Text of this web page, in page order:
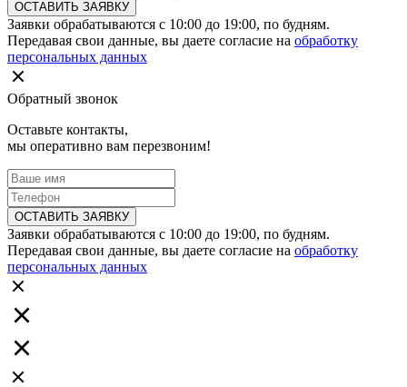
ОСТАВИТЬ ЗАЯВКУ
Заявки обрабатываются с 10:00 до 19:00, по будням.
Передавая свои данные, вы даете согласие на обработку
персональных данных
Обратный звонок
Оставьте контакты,
мы оперативно вам перезвоним!
ОСТАВИТЬ ЗАЯВКУ
Заявки обрабатываются с 10:00 до 19:00, по будням.
Передавая свои данные, вы даете согласие на обработку
персональных данных